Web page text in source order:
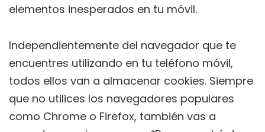
elementos inesperados en tu móvil.
Independientemente del navegador que te
encuentres utilizando en tu teléfono móvil,
todos ellos van a almacenar cookies. Siempre
que no utilices los navegadores populares
como Chrome o Firefox, también vas a